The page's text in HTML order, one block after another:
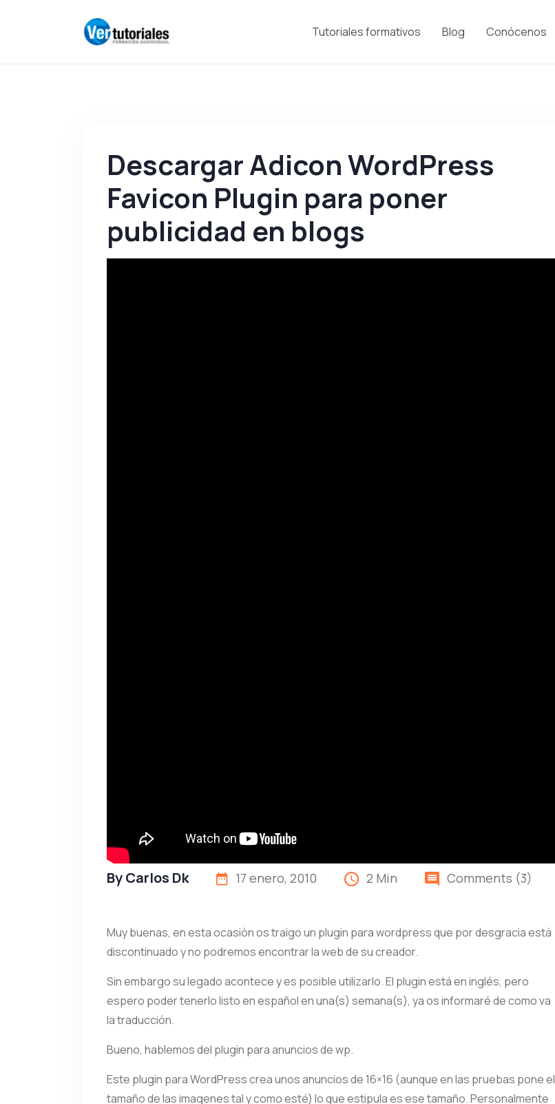
Tutoriales formativos Blog Conócenos
Descargar Adicon WordPress
Favicon Plugin para poner
publicidad en blogs
ByCarlos Dk 17 enero, 2010 2 Min Comments (3)
Muy buenas, en esta ocasión os traigo un plugin para wordpress que por desgracia está
discontinuado y no podremos encontrar la web de su creador.
Sin embargo su legado acontece y es posible utilizarlo. El plugin está en inglés, pero
espero poder tenerlo listo en español en una(s) semana(s), ya os informaré de como va
la traducción.
Bueno, hablemos del plugin para anuncios de wp.
Este plugin para WordPress crea unos anuncios de 16×16 (aunque en las pruebas pone el
tamaño de las imagenes tal y como esté) lo que estipula es ese tamaño. Personalmente